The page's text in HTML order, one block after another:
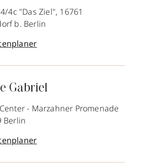
4c "Das Ziel", 16761
b. Berlin
Gabriel
- Marzahner Promenade
Berlin